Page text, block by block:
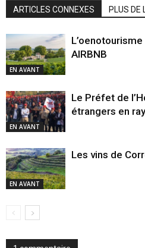
ARTICLES CONNEXES PLUS DE
EN AVANT
AIRBNB
EN AVANT
Le Préfet de
étrangers en
EN AVANT
Les vins de